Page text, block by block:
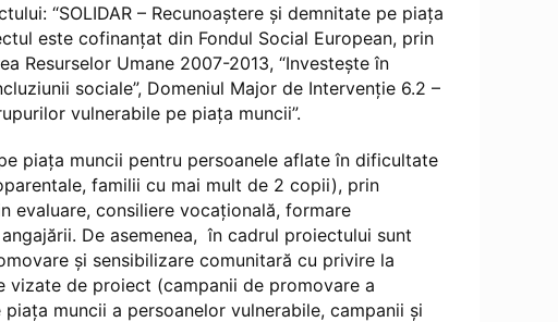
“SOLIDAR – Recunoaştere şi demnitate pe piaţa
este cofinanţat din Fondul Social European, prin
Resurselor Umane 2007-2013, “Investeşte în
sociale”, Domeniul Major de Intervenţie 6.2 –
vulnerabile pe piaţa muncii”.
piaţa muncii pentru persoanele aflate în dificultate
familii cu mai mult de 2 copii), prin
evaluare, consiliere vocaţională, formare
De asemenea, în cadrul proiectului sunt
şi sensibilizare comunitară cu privire la
de proiect (campanii de promovare a
muncii a persoanelor vulnerabile, campanii şi